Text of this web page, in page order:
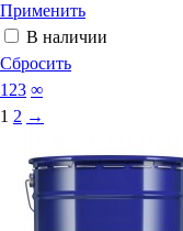
Применить
В наличии
Сбросить
123 ∞
1 2 →